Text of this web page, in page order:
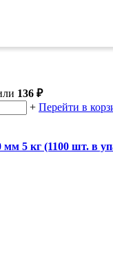
136 ₽
+ Перейти в
5 кг (1100 шт. в